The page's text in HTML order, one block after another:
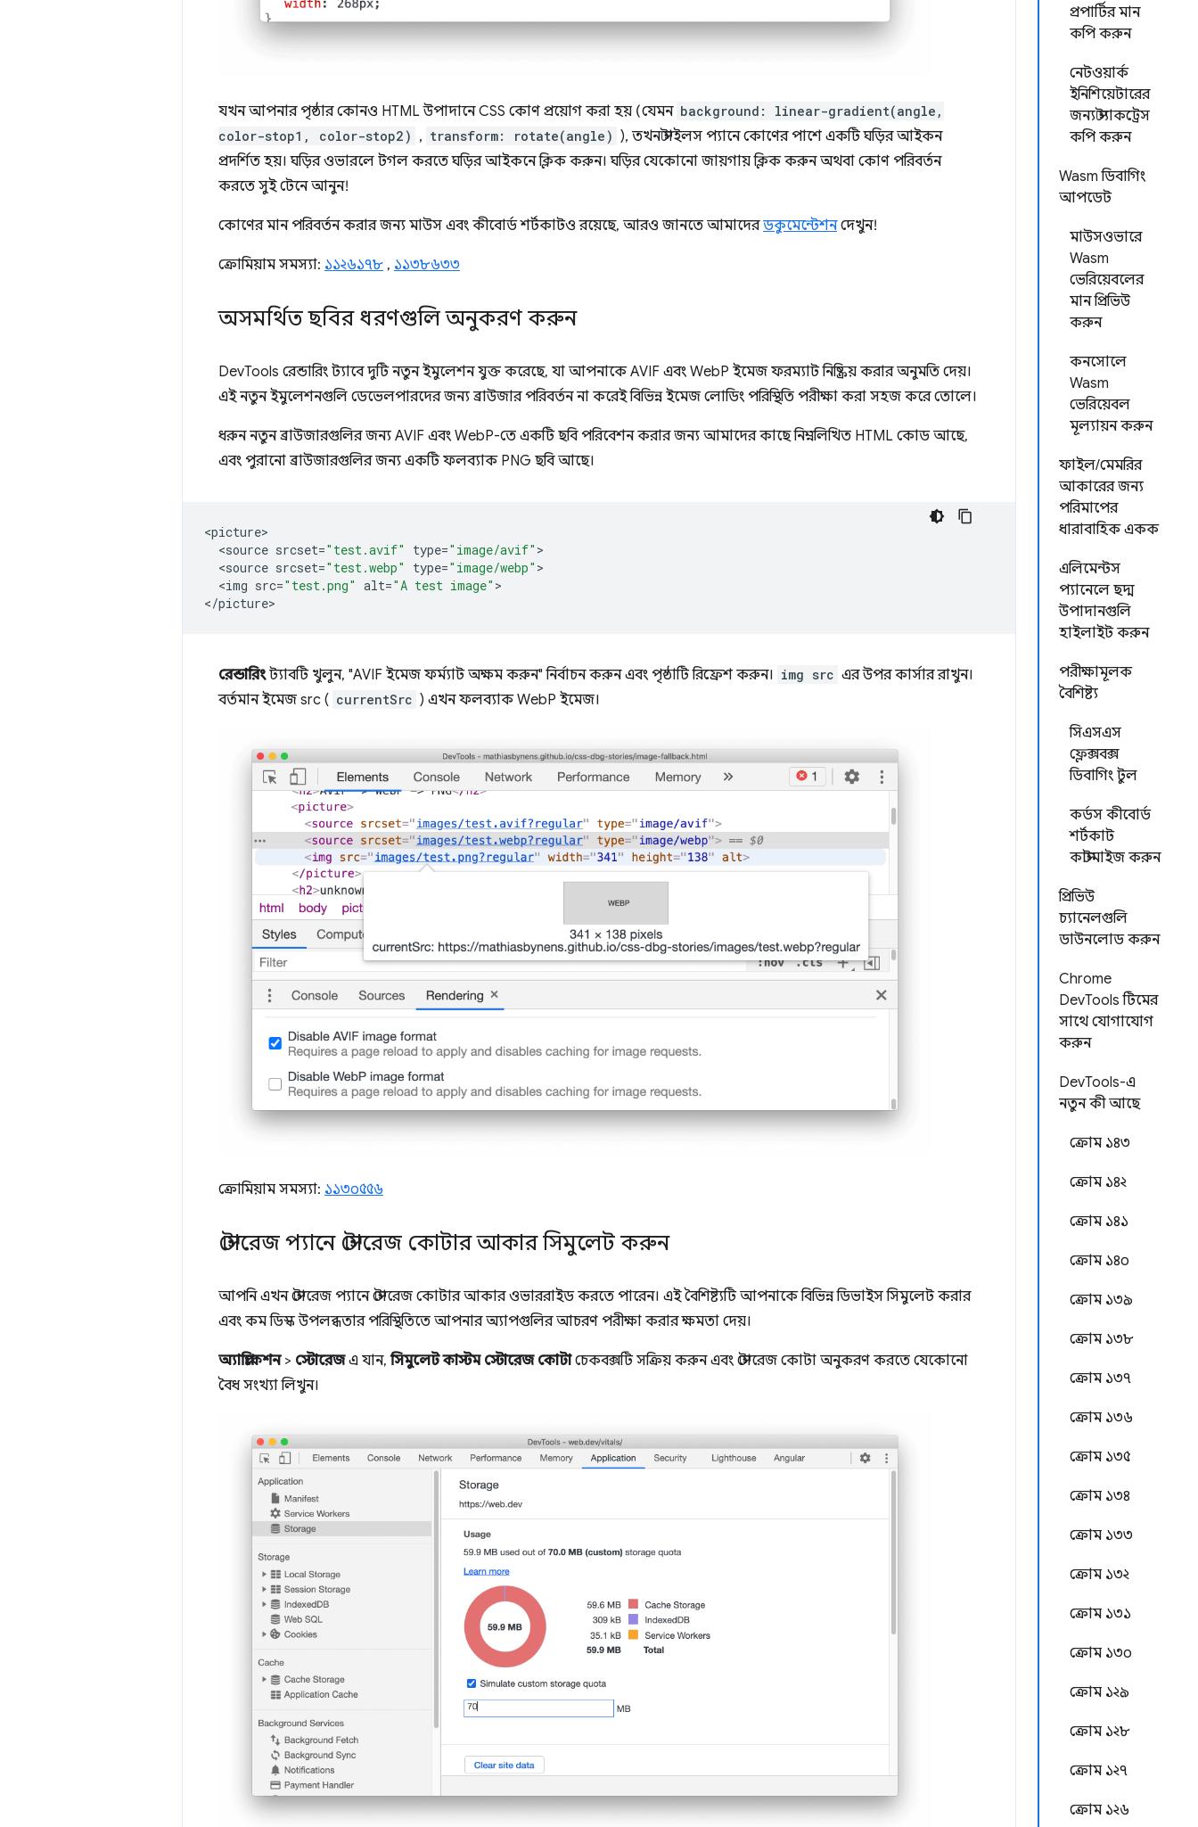
প্রপার্টির মান
কপি করুন
নেটওয়ার্ক
ইনিশিয়েটারের
জন্য স্ট্যাকট্রেস
কপি করুন
Wasm ডিবাগিং
আপডেট
মাউসওভারে
Wasm
ভেরিয়েবলের
মান প্রিভিউ
করুন
কনসোলে
Wasm
ভেরিয়েবল
মূল্যায়ন করুন
ফাইল/মেমরির
আকারের জন্য
পরিমাপের
ধারাবাহিক একক
এলিমেন্টস
প্যানেলে ছদ্ম
উপাদানগুলি
হাইলাইট করুন
পরীক্ষামূলক
বৈশিষ্ট্য
সিএসএস
ফ্লেক্সবক্স
ডিবাগিং টুল
কর্ডস কীবোর্ড
শর্টকাট
কাস্টমাইজ করুন
প্রিভিউ
চ্যানেলগুলি
ডাউনলোড করুন
Chrome
DevTools টিমের
সাথে যোগাযোগ
করুন
DevTools-এ
নতুন কী আছে
ক্রোম ১৪৩
ক্রোম ১৪২
ক্রোম ১৪১
ক্রোম ১৪০
ক্রোম ১৩৯
ক্রোম ১৩৮
ক্রোম ১৩৭
ক্রোম ১৩৬
ক্রোম ১৩৫
ক্রোম ১৩৪
ক্রোম ১৩৩
ক্রোম ১৩২
ক্রোম ১৩১
ক্রোম ১৩০
ক্রোম ১২৯
ক্রোম ১২৮
ক্রোম ১২৭
ক্রোম ১২৬
যখন আপনার পৃষ্ঠার কোনও HTML উপাদানে CSS কোণ প্রয়োগ করা হয় (যেমন background: linear-gradient(angle,
color-stop1, color-stop2) , transform: rotate(angle) ), তখন স্টাইলস প্যানে কোণের পাশে একটি ঘড়ির আইকন
প্রদর্শিত হয়। ঘড়ির ওভারলে টগল করতে ঘড়ির আইকনে ক্লিক করুন। ঘড়ির যেকোনো জায়গায় ক্লিক করুন অথবা কোণ পরিবর্তন
করতে সুই টেনে আনুন!
কোণের মান পরিবর্তন করার জন্য মাউস এবং কীবোর্ড শর্টকাটও রয়েছে, আরও জানতে আমাদেরডকুমেন্টেশনদেখুন!
ক্রোমিয়াম সমস্যা: ১১২৬১৭৮ , ১১৩৮৬৩৩
অসমর্থিত ছবির ধরণগুলি অনুকরণ করুন
DevTools রেন্ডারিং ট্যাবে দুটি নতুন ইমুলেশন যুক্ত করেছে, যা আপনাকে AVIF এবং WebP ইমেজ ফরম্যাট নিষ্ক্রিয় করার অনুমতি দেয়।
এই নতুন ইমুলেশনগুলি ডেভেলপারদের জন্য ব্রাউজার পরিবর্তন না করেই বিভিন্ন ইমেজ লোডিং পরিস্থিতি পরীক্ষা করা সহজ করে তোলে।
ধরুন নতুন ব্রাউজারগুলির জন্য AVIF এবং WebP-তে একটি ছবি পরিবেশন করার জন্য আমাদের কাছে নিম্নলিখিত HTML কোড আছে,
এবং পুরানো ব্রাউজারগুলির জন্য একটি ফলব্যাক PNG ছবি আছে।
<picture
<source srcset="test.avif" type="image/avif"
<source srcset="test.webp" type="image/webp"
<img src="test.png" alt="A test image" >
</picture
রেন্ডারিংট্যাবটি খুলুন, "AVIF ইমেজ ফর্ম্যাট অক্ষম করুন" নির্বাচন করুন এবং পৃষ্ঠাটি রিফ্রেশ করুন। img src এর উপর কার্সার রাখুন।
বর্তমান ইমেজ src ( currentSrc ) এখন ফলব্যাক WebP ইমেজ।
ক্রোমিয়াম সমস্যা: ১১৩০৫৫৬
স্টোরেজ প্যানে স্টোরেজ কোটার আকার সিমুলেট করুন
আপনি এখন স্টোরেজ প্যানে স্টোরেজ কোটার আকার ওভাররাইড করতে পারেন। এই বৈশিষ্ট্যটি আপনাকে বিভিন্ন ডিভাইস সিমুলেট করার
এবং কম ডিস্ক উপলব্ধতার পরিস্থিতিতে আপনার অ্যাপগুলির আচরণ পরীক্ষা করার ক্ষমতা দেয়।
অ্যাপ্লিকেশন> স্টোরেজএ যান,সিমুলেট কাস্টম স্টোরেজ কোটাচেকবক্সটি সক্রিয় করুন এবং স্টোরেজ কোটা অনুকরণ করতে যেকোনো
বৈধ সংখ্যা লিখুন।